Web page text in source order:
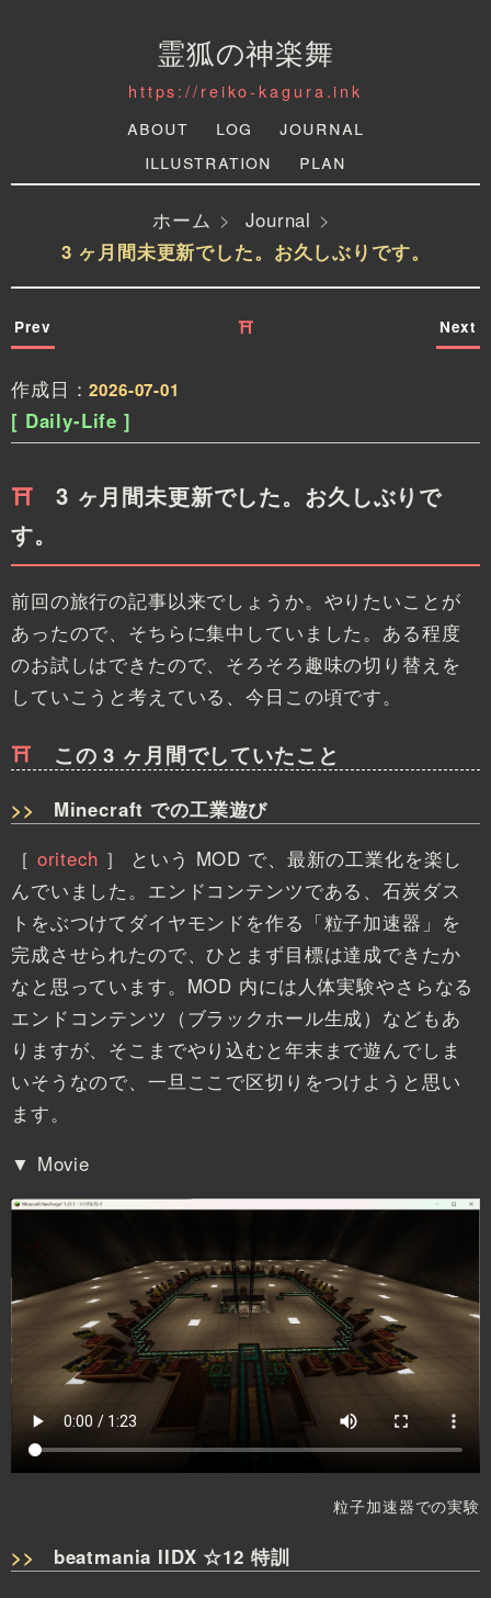
霊狐の神楽舞
https://reiko-kagura.ink
About Log
Journal
Illustration
Plan
ホーム
Journal
3 ヶ月間未更新でした。お久しぶりです。
Prev ⛩ Next
作成日：2026-07-01
[ Daily-Life ]
3 ヶ月間未更新でした。お久しぶりで
す。
前回の旅行の記事以来でしょうか。やりたいことが
あったので、そちらに集中していました。ある程度
のお試しはできたので、そろそろ趣味の切り替えを
していこうと考えている、今日この頃です。
この 3 ヶ月間でしていたこと
Minecraft での工業遊び
［ oritech ］
という MOD で、最新の工業化を楽し
んでいました。エンドコンテンツである、石炭ダス
トをぶつけてダイヤモンドを作る「粒子加速器」を
完成させられたので、ひとまず目標は達成できたか
なと思っています。MOD 内には人体実験やさらなる
エンドコンテンツ（ブラックホール生成）などもあ
りますが、そこまでやり込むと年末まで遊んでしま
いそうなので、一旦ここで区切りをつけようと思い
ます。
▼ Movie
粒子加速器での実験
beatmania IIDX ☆12 特訓